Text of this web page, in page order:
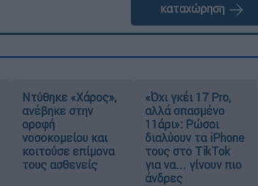
καταχώρηση
Ντύθηκε «Χάρος»,
ανέβηκε στην
οροφή
νοσοκομείου και
κοιτούσε επίμονα
τους ασθενείς
«Όχι γκέι 17 Pro,
αλλά σπασμένο
11άρι»: Ρώσοι
διαλύουν τα iPhone
τους στο TikTok
για να... γίνουν πιο
άνδρες